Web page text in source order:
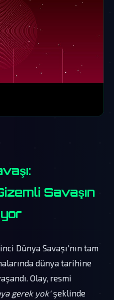
Savaşın
Dünya Savaşı'nın tam
dünya tarihine
Olay, resmi
gerek yok'şeklinde